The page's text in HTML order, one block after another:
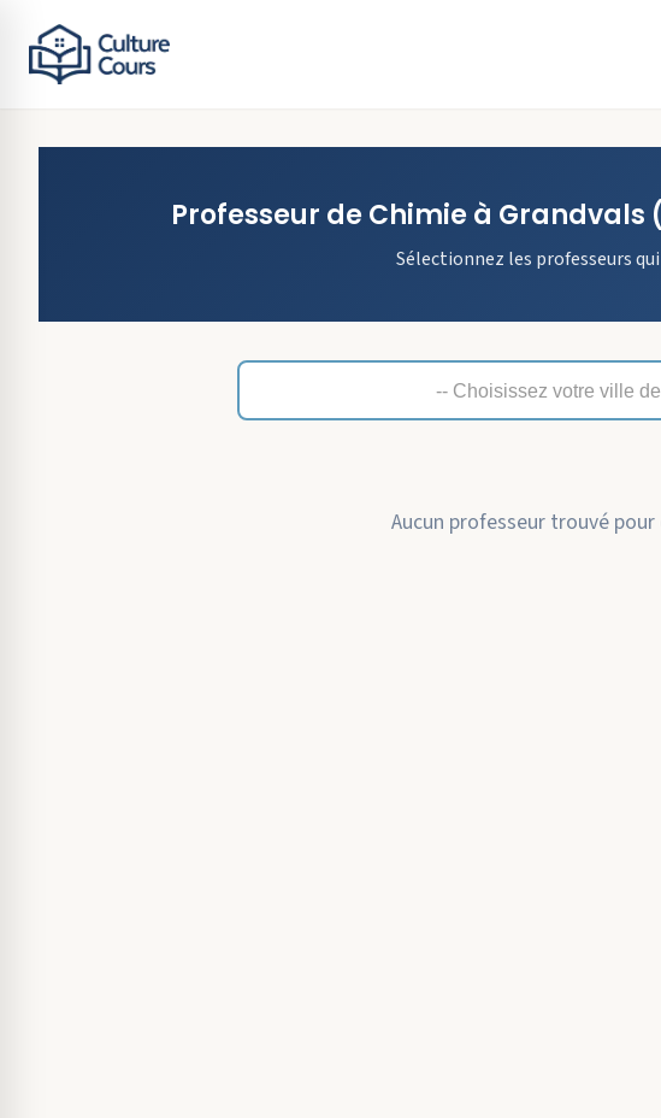
Professeur de Chimie à Grandvals
Sélectionnez les professeurs
Aucun professeur trouvé